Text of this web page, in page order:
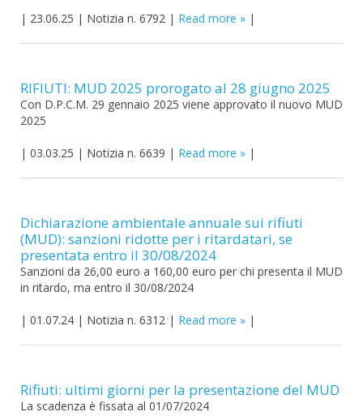
| 23.06.25 | Notizia n. 6792 | Read more |
RIFIUTI: MUD 2025 prorogato al 28 giugno 2025
Con D.P.C.M. 29 gennaio 2025 viene approvato il nuovo MUD
2025
| 03.03.25 | Notizia n. 6639 | Read more |
Dichiarazione ambientale annuale sui rifiuti
(MUD): sanzioni ridotte per i ritardatari, se
presentata entro il 30/08/2024
Sanzioni da 26,00 euro a 160,00 euro per chi presenta il MUD
in ritardo, ma entro il 30/08/2024
| 01.07.24 | Notizia n. 6312 | Read more |
Rifiuti: ultimi giorni per la presentazione del MUD
La scadenza è fissata al 01/07/2024